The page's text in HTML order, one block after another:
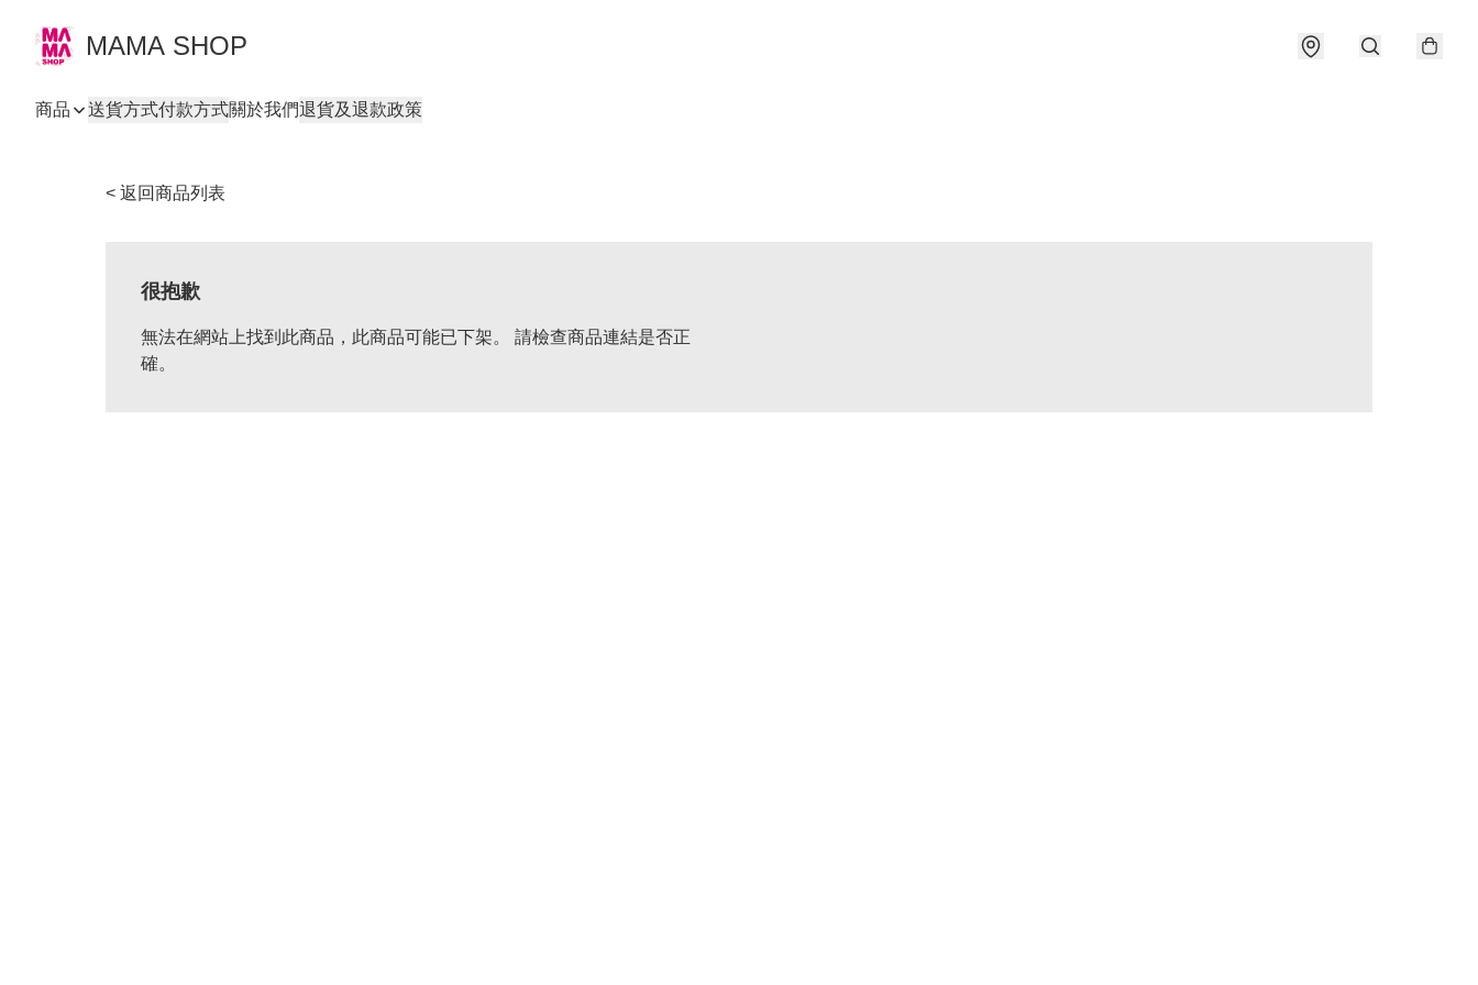
MAMA SHOP
商品 送貨方式付款方式關於我們退貨及退款政策
< 返回商品列表
很抱歉
無法在網站上找到此商品，此商品可能已下架。 請檢查商品連結是否正
確。